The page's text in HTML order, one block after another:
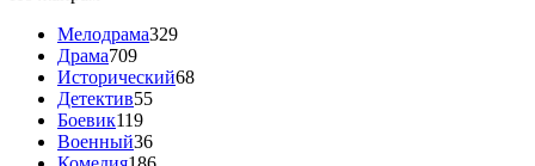
Мелодрама329
Драма709
Исторический68
Детектив55
Боевик119
Военный36